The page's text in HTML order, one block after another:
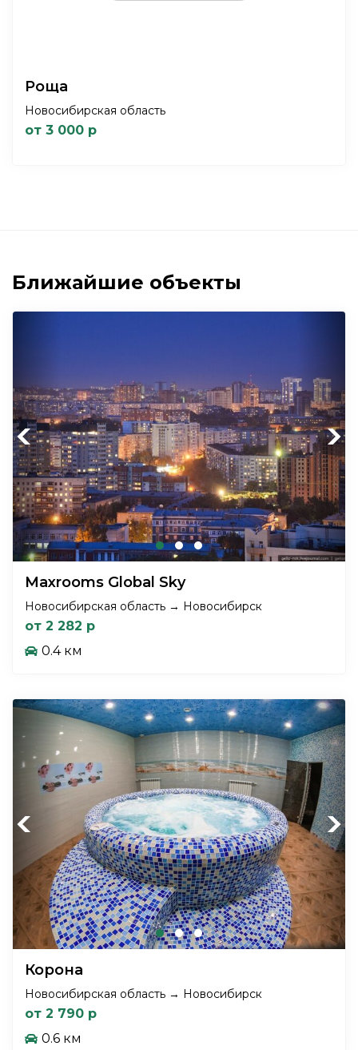
Роща
Новосибирская область
от 3 000 р
Ближайшие объекты
Previous Next
Maxrooms Global Sky
Новосибирская область → Новосибирск
от 2 282 р
0.4 км
Previous Next
Корона
Новосибирская область → Новосибирск
от 2 790 р
0.6 км